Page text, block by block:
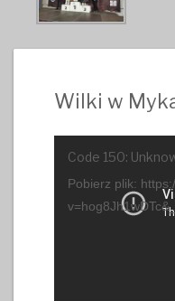
Wilki w
Code 150:
Pobierz plik: